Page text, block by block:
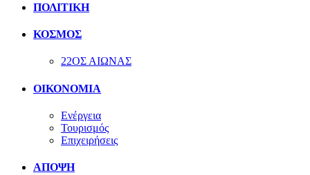
ΠΟΛΙΤΙΚΗ
ΚΟΣΜΟΣ
22ΟΣ ΑΙΩΝΑΣ
ΟΙΚΟΝΟΜΙΑ
Ενέργεια
Τουρισμός
Επιχειρήσεις
ΑΠΟΨΗ